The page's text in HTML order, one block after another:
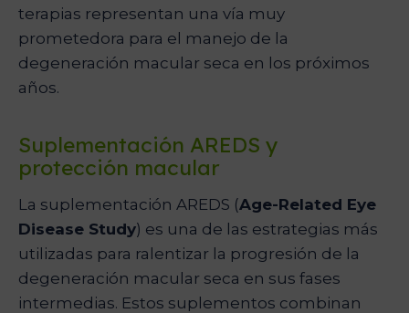
terapias representan una vía muy
prometedora para el manejo de la
degeneración macular seca en los próximos
años.
Suplementación AREDS y
protección macular
La suplementación AREDS (Age-Related Eye
Disease Study) es una de las estrategias más
utilizadas para ralentizar la progresión de la
degeneración macular seca en sus fases
intermedias. Estos suplementos combinan